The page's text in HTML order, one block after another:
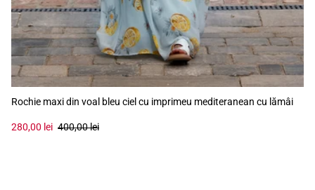
Rochie maxi din voal bleu ciel cu imprimeu mediteranean cu lămâi
280,00 lei 400,00 lei